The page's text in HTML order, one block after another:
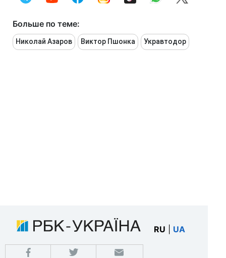
Больше по теме:
Николай Азаров Виктор Пшонка Укравтодор
RU UA